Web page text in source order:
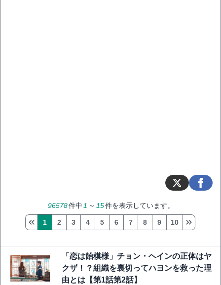
96578件中 1 ～ 15件を表示しています。
1 2 3 4 5 6 7 8 9 10
「恋は飴模様」チョン・ヘインの正体はヤ
クザ！？組織を裏切ってハヨンを救った理
由とは【第1話第2話】